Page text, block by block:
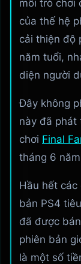
mỗi trò chơi
của thế hệ
cải thiện độ
năm tuổi,
diện người
Đây không
này đã phát
chơi Final
tháng 6
Hầu hết
bản PS4
đã được
phiên bản
là một số